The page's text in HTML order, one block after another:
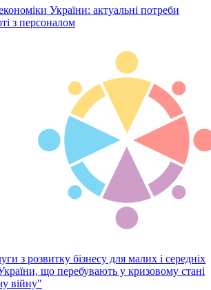
України: актуальні потреби
з персоналом
з розвитку бізнесу для малих і середніх
що перебувають у кризовому стані
війну"